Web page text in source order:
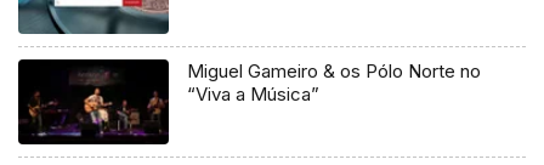
Miguel Gameiro & os Pólo Norte no
“Viva a Música”